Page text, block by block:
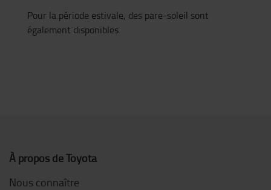
Pour la période estivale, des pare-soleil sont
également disponibles.
À propos de Toyota
Nous connaître